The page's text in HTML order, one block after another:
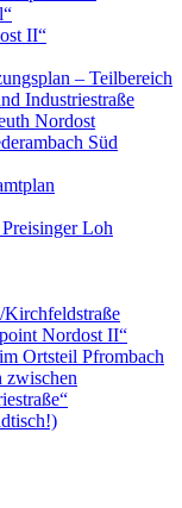
II“
– Teilbereich
Industriestraße
Nordost
Süd
Loh
Nordost II“
Ortsteil Pfrombach
zwischen